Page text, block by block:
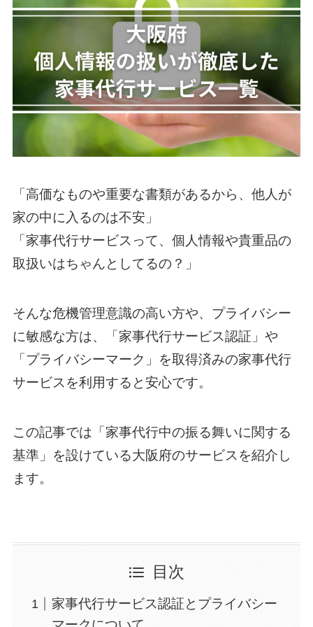
「高価なものや重要な書類があるから、他人が
家の中に入るのは不安」
「家事代行サービスって、個人情報や貴重品の
取扱いはちゃんとしてるの？」
そんな危機管理意識の高い方や、プライバシー
に敏感な方は、「家事代行サービス認証」や
「プライバシーマーク」を取得済みの家事代行
サービスを利用すると安心です。
この記事では「家事代行中の振る舞いに関する
基準」を設けている大阪府のサービスを紹介し
ます。
目次
家事代行サービス認証とプライバシー